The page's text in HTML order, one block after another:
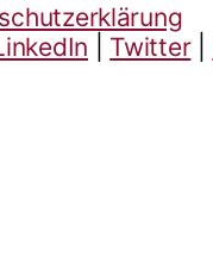
Twitter